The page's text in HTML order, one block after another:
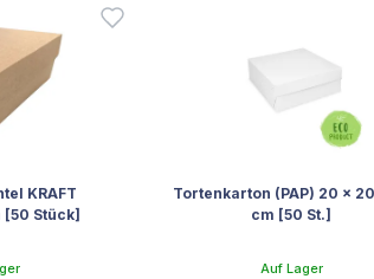
KRAFT
Stück]
Tortenkarton (PAP) 20 x
cm [50 St.]
Auf Lager